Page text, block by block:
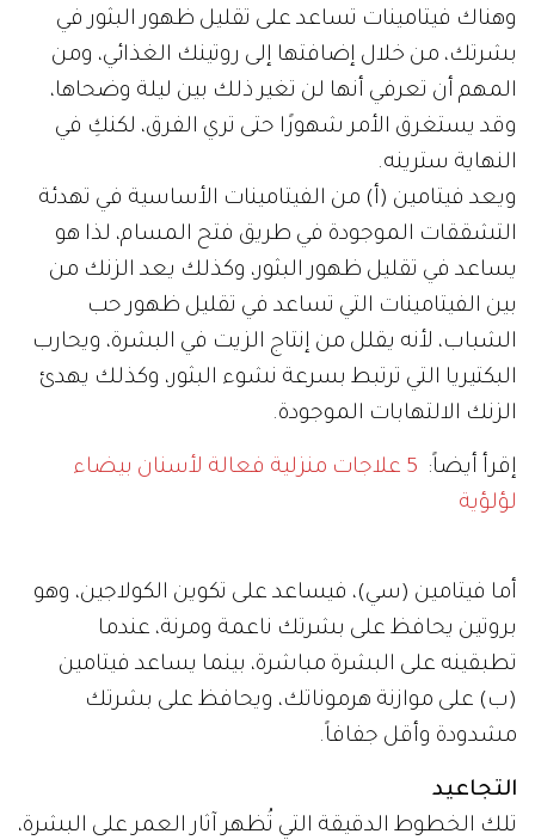
وهناك فيتامينات تساعد على تقليل ظهور البثور في
بشرتك، من خلال إضافتها إلى روتينك الغذائي، ومن
المهم أن تعرفي أنها لن تغير ذلك بين ليلة وضحاها،
وقد يستغرق الأمر شهورًا حتى تري الفرق، لكنكِ في
النهاية سترينه.
ويعد فيتامين (أ) من الفيتامينات الأساسية في تهدئة
التشققات الموجودة في طريق فتح المسام، لذا هو
يساعد في تقليل ظهور البثور، وكذلك يعد الزنك من
بين الفيتامينات التي تساعد في تقليل ظهور حب
الشباب، لأنه يقلل من إنتاج الزيت في البشرة، ويحارب
البكتيريا التي ترتبط بسرعة نشوء البثور، وكذلك يهدئ
الزنك الالتهابات الموجودة.
إقرأ أيضاً:
5 علاجات منزلية فعالة لأسنان بيضاء
لؤلؤية
أما فيتامين (سي)، فيساعد على تكوين الكولاجين، وهو
بروتين يحافظ على بشرتك ناعمة ومرنة، عندما
تطبقينه على البشرة مباشرة، بينما يساعد فيتامين
(ب) على موازنة هرموناتك، ويحافظ على بشرتك
مشدودة وأقل جفافاً.
التجاعيد
تلك الخطوط الدقيقة التي تُظهر آثار العمر على البشرة،